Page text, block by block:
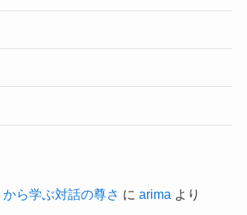
から学ぶ対話の尊さ に arima より